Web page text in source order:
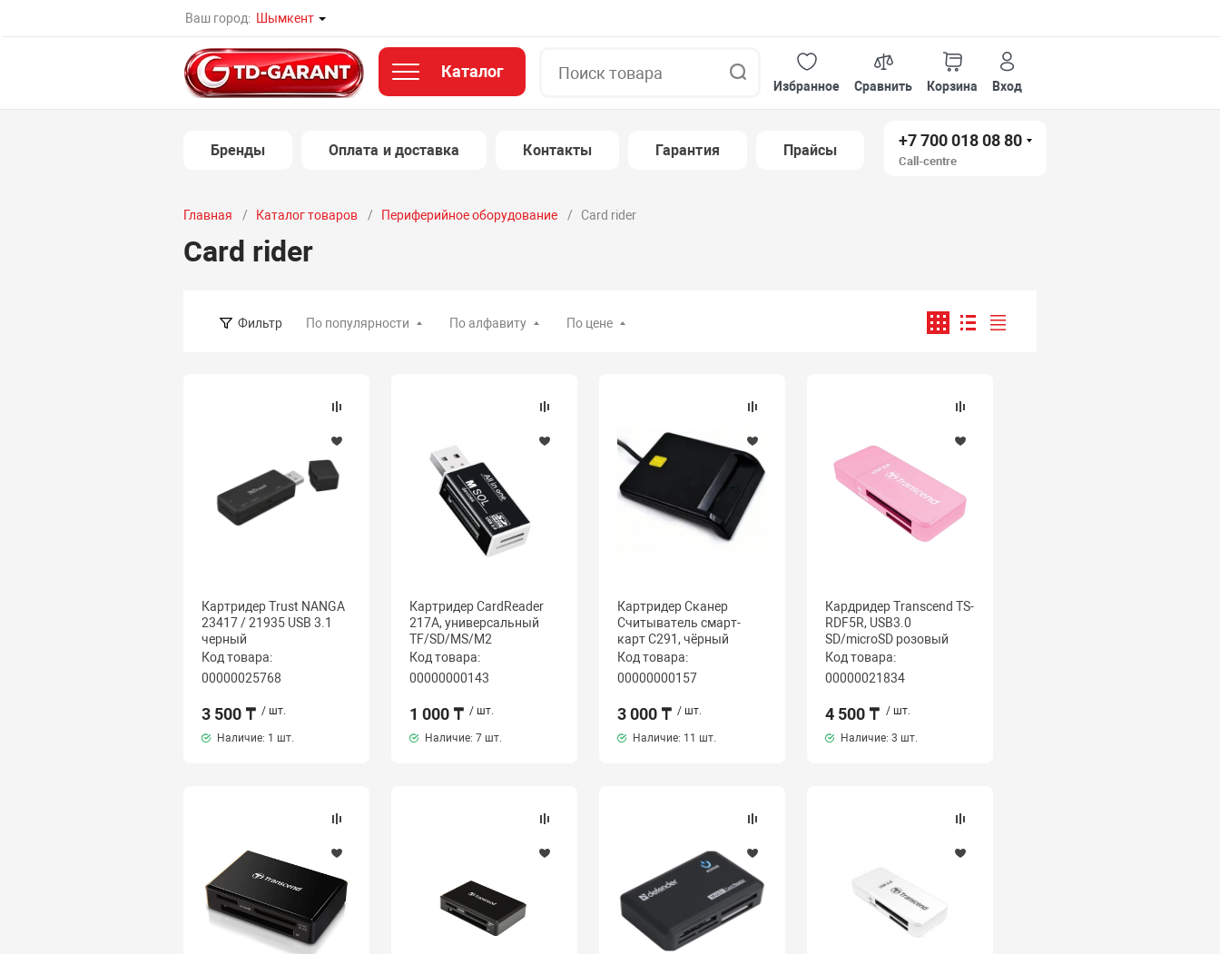
Ваш город: Шымкент
Каталог
Избранное
Сравнить Корзина Вход
Бренды Оплата и доставка Контакты Гарантия Прайсы
+7 700 018 08 80
Call-centre
Главная Каталог товаров Периферийное оборудование Card rider
Card rider
Фильтр По популярности По алфавиту По цене
Картридер Trust NANGA
23417 / 21935 USB 3.1
черный
Код товара:
00000025768
3 500 ₸ / шт.
Наличие: 1 шт.
Картридер CardReader
217A, универсальный
TF/SD/MS/M2
Код товара:
00000000143
1 000 ₸ / шт.
Наличие: 7 шт.
Картридер Сканер
Считыватель смарт-
карт C291, чёрный
Код товара:
00000000157
3 000 ₸ / шт.
Наличие: 11 шт.
Кардридер Transcend TS-
RDF5R, USB3.0
SD/microSD розовый
Код товара:
00000021834
4 500 ₸ / шт.
Наличие:3 шт.